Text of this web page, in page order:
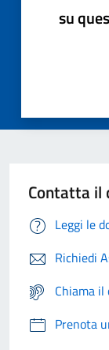
su
Contatta il
Leggi le
Richiedi
Chiama
Prenota